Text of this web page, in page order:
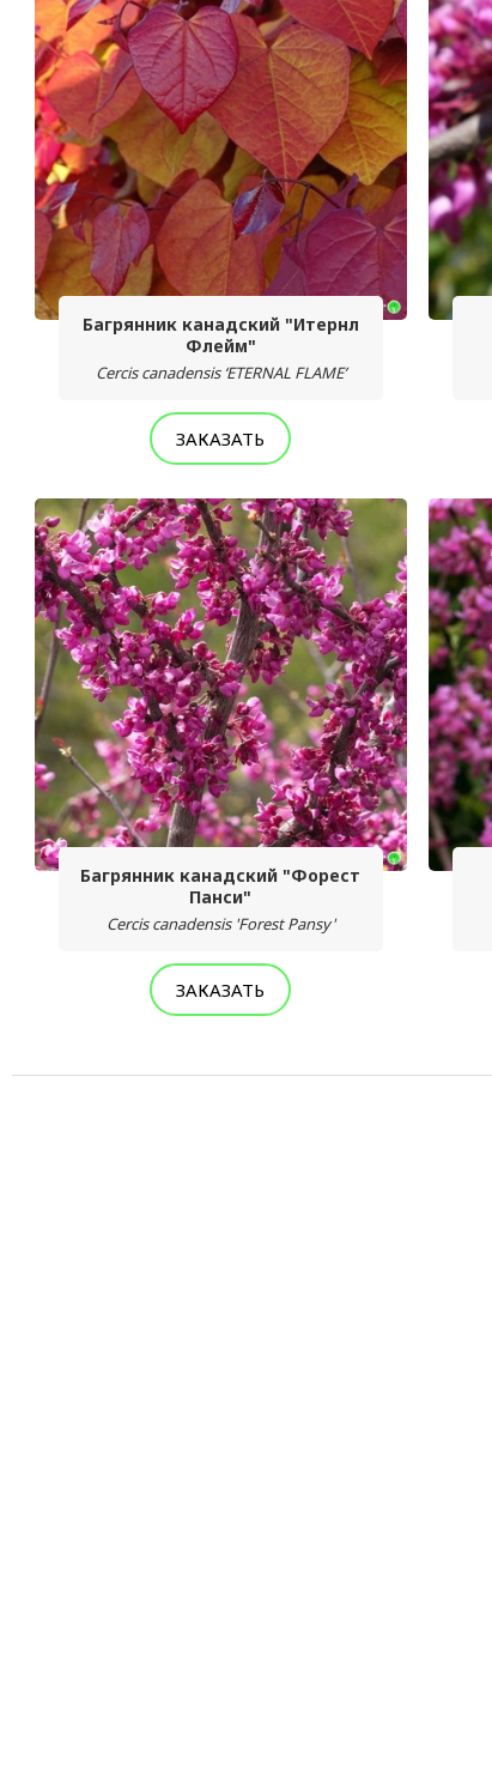
Багрянник канадский "Итернл
Флейм"
Cercis canadensis ‘ETERNAL FLAME’
ЗАКАЗАТЬ
Багрянник канадский "Форест
Панси"
Cercis canadensis 'Forest Pansy'
ЗАКАЗАТЬ